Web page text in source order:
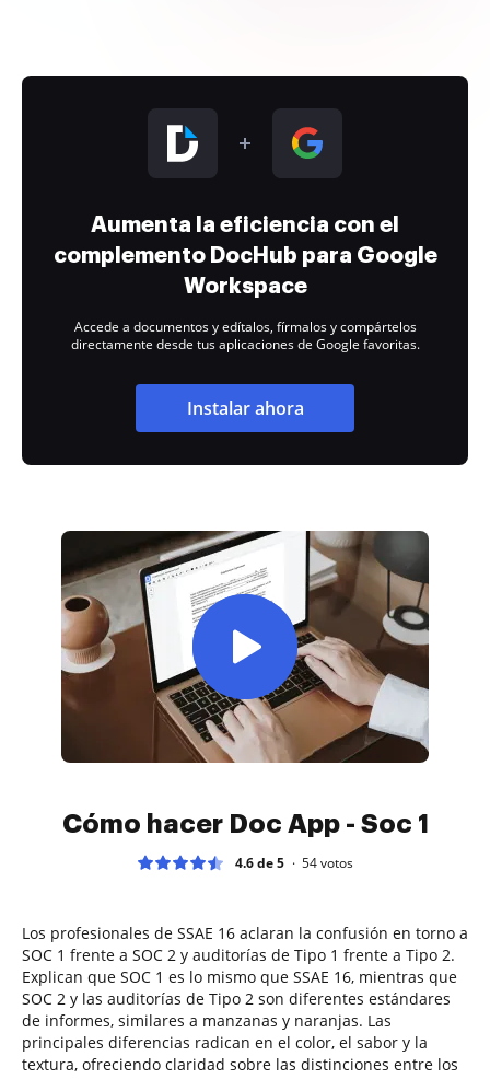
Aumenta la eficiencia con el
complemento DocHub para Google
Workspace
Accede a documentos y edítalos, fírmalos y compártelos
directamente desde tus aplicaciones de Google favoritas.
Instalar ahora
Cómo hacer Doc App - Soc 1
4.6 de 5 54votos
Los profesionales de SSAE 16 aclaran la confusión en torno a
SOC 1 frente a SOC 2 y auditorías de Tipo 1 frente a Tipo 2.
Explican que SOC 1 es lo mismo que SSAE 16, mientras que
SOC 2 y las auditorías de Tipo 2 son diferentes estándares
de informes, similares a manzanas y naranjas. Las
principales diferencias radican en el color, el sabor y la
textura, ofreciendo claridad sobre las distinciones entre los